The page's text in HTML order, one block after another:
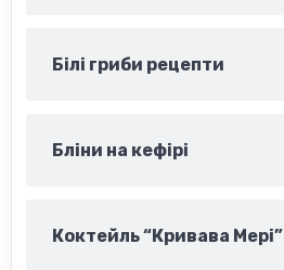
Білі гриби рецепти
Бліни на кефірі
Коктейль “Кривава Мері”